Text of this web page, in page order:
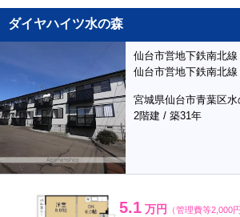
ダイヤハイツ水の森
仙台市営地下鉄南北
仙台市営地下鉄南北
宮城県仙台市青葉区
2階建 / 築31年
5.1 万円 （管理費等2,000円